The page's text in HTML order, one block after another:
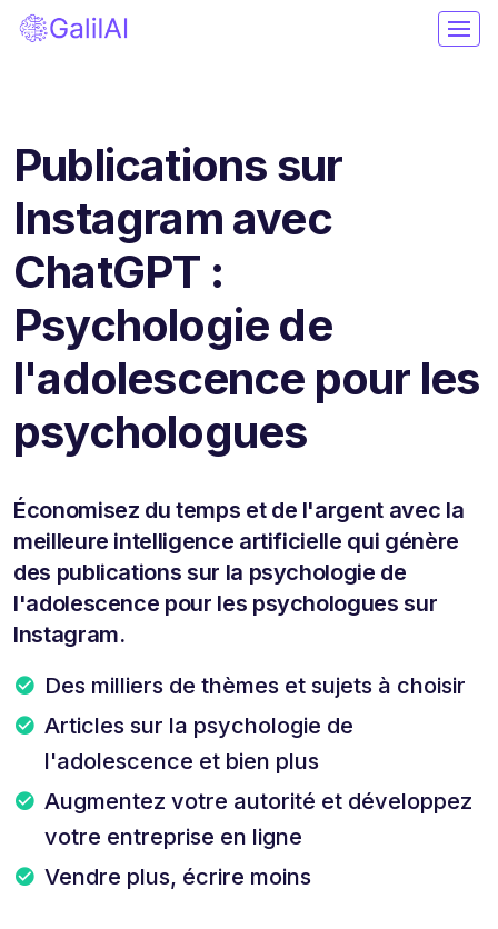
Publications sur
Instagram avec
ChatGPT :
Psychologie de
l'adolescence pour les
psychologues
Économisez du temps et de l'argent avec la
meilleure intelligence artificielle qui génère
des publications sur la psychologie de
l'adolescence pour les psychologues sur
Instagram.
Des milliers de thèmes et sujets à choisir
Articles sur la psychologie de
l'adolescence et bien plus
Augmentez votre autorité et développez
votre entreprise en ligne
Vendre plus, écrire moins